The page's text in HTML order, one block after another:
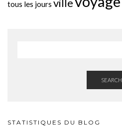
tous les jours ville
SEARCH
STATISTIQUES DU BLOG